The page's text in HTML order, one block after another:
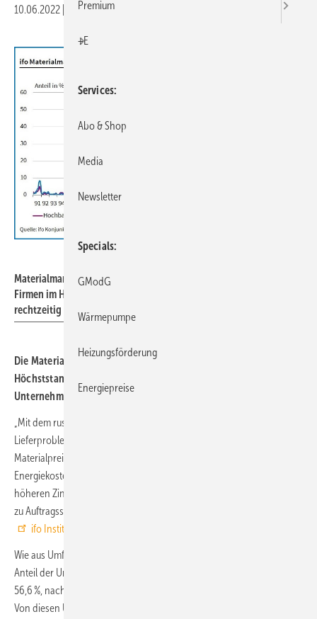
10.06.2022 Druckvorschau
Materialmangel auf dem Bau: Im Mai 2022 berichten 56,6 % der
Firmen im Hochbau, dass sie Probleme haben, Baustoffe
rechtzeitig zu beschaffen.
Die Materialknappheit auf den Baustellen hat im Mai 2022 den
Höchststand seit 1991 erreicht. Im Hochbau meldeten 56,6 % der
Unternehmen Materialmangel.
„Mit dem russischen Angriff auf die Ukraine haben sich die
Lieferprobleme bei Baustoffen drastisch verschärft. Und die
Materialpreise legen infolge der Knappheit und höheren
Energiekosten weiter zu. Aufgrund der steigenden Baukosten und der
höheren Zinsen kommt es nun besonders im Wohnungsbau vermehrt
zu Auftragsstornierungen“, berichtet Forscher Felix Leiss, Forscher am
ifo Institut
Wie aus Umfragen des ifo Instituts hervorgeht, lag im Hochbau der
Anteil der Unternehmen, die Knappheit meldeten, im Mai 2022 bei
56,6 %, nach 54,2 % im Vormonat. Im Tiefbau wurden 44,8 % ermittelt.
Von diesen Unternehmen berichteten wiederum 91,1 %, dass der
Premium
+E
Services
Abo & Shop
Media
Newsletter
Specials
GModG
Wärmepumpe
Heizungsförderung
Energiepreise